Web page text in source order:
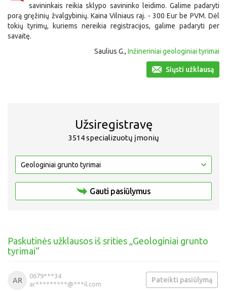
savininkais reikia sklypo savininko leidimo. Galime padaryti
porą gręžinių žvalgybinių. Kaina Vilniaus raj. - 300 Eur be PVM. Dėl
tokių tyrimų, kuriems nereikia registracijos, galime padaryti per
savaitę.
Saulius G., Inžineriniai geologiniai tyrimai
Siųsti užklausą
Užsiregistravę
3514 specializuotų įmonių
Gauti pasiūlymus
Paskutinės užklausos iš srities „Geologiniai grunto
tyrimai“
AR
0679***34
ar*********@***il.com
Pateikti pasiūlymą